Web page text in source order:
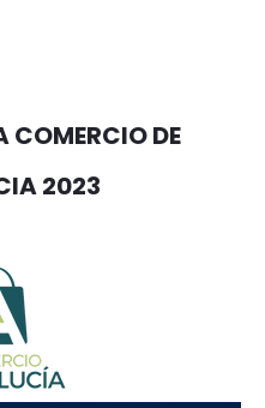
COMERCIO DE
2023